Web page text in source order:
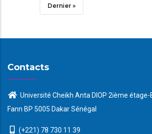
Dernière
Dernier »
Contacts
Université Cheikh Anta DIOP 2ième étage-
Fann BP 5005 Dakar Sénégal
(+221) 78 730 11 39